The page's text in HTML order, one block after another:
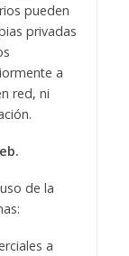
pueden
privadas
a
red, ni
de la
a